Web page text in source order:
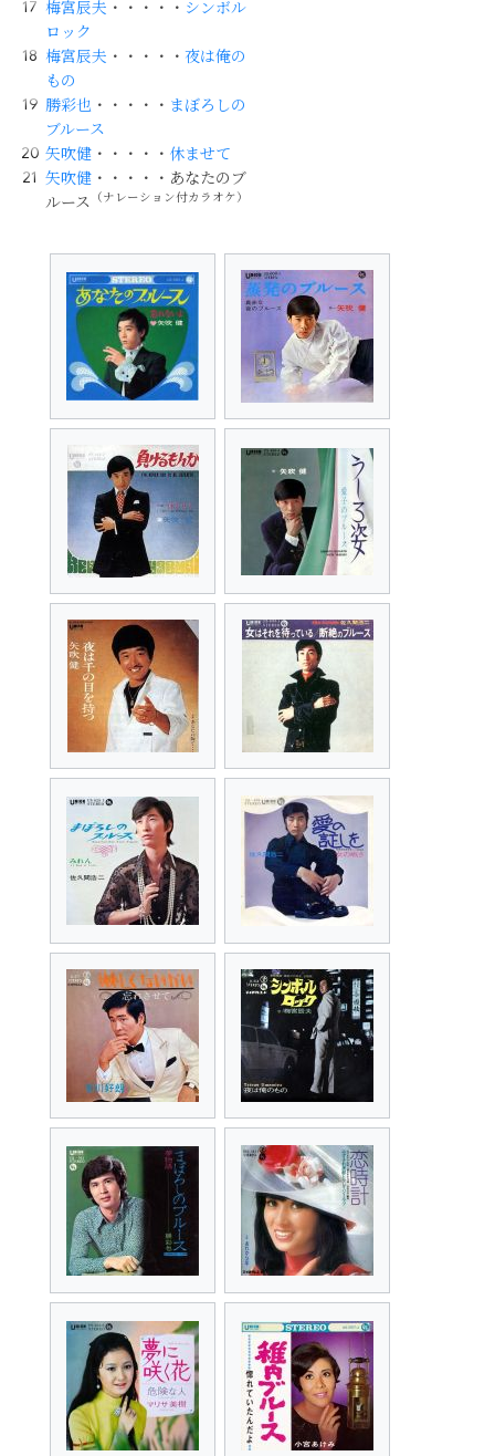
梅宮辰夫 ・・・・・ シンボル
ロック
梅宮辰夫 ・・・・・夜は俺の
もの
勝彩也 ・・・・・ まぼろしの
ブルース
矢吹健 ・・・・・ 休ませて
矢吹健 ・・・・・あなたのブ
ルース （ナレーション付カラオケ）